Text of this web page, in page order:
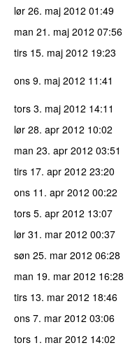
lør 26. maj 2012 01:49
man 21. maj 2012 07:56
tirs 15. maj 2012 19:23
ons 9. maj 2012 11:41
tors 3. maj 2012 14:11
lør 28. apr 2012 10:02
man 23. apr 2012 03:51
tirs 17. apr 2012 23:20
ons 11. apr 2012 00:22
tors 5. apr 2012 13:07
lør 31. mar 2012 00:37
søn 25. mar 2012 06:28
man 19. mar 2012 16:28
tirs 13. mar 2012 18:46
ons 7. mar 2012 03:06
tors 1. mar 2012 14:02